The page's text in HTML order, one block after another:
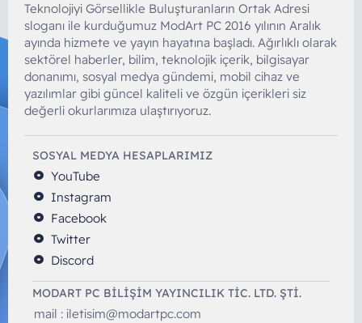
Teknolojiyi Görsellikle Buluşturanların Ortak Adresi
sloganı ile kurduğumuz ModArt PC 2016 yılının Aralık
ayında hizmete ve yayın hayatına başladı. Ağırlıklı olarak
sektörel haberler, bilim, teknolojik içerik, bilgisayar
donanımı, sosyal medya gündemi, mobil cihaz ve
yazılımlar gibi güncel kaliteli ve özgün içerikleri siz
değerli okurlarımıza ulaştırıyoruz.
SOSYAL MEDYA HESAPLARIMIZ
YouTube
Instagram
Facebook
Twitter
Discord
MODART PC BILIŞIM YAYINCILIK TİC. LTD. ŞTİ.
mail : iletisim@modartpc.com